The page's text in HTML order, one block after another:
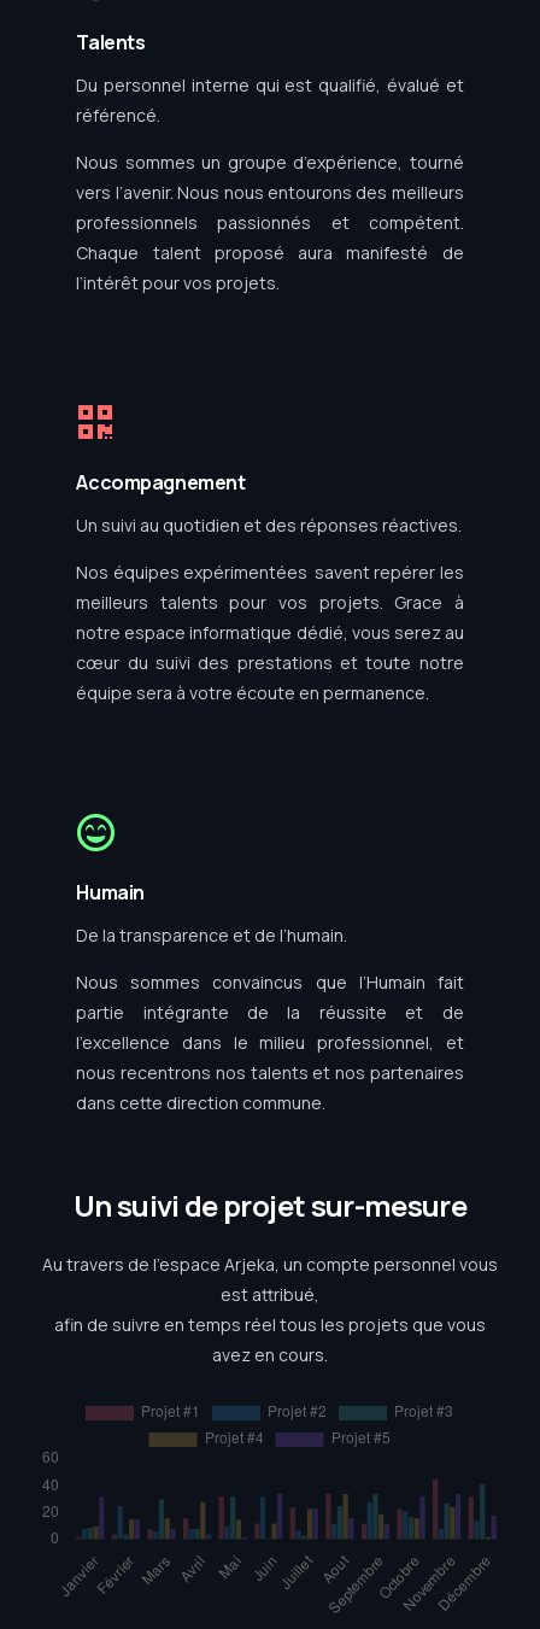
Talents
Du personnel interne qui est qualifié, évalué et
référencé.
Nous sommes un groupe d’expérience, tourné
vers l’avenir. Nous nous entourons des meilleurs
professionnels passionnés et compétent.
Chaque talent proposé aura manifesté de
l’intérêt pour vos projets.
Accompagnement
Un suivi au quotidien et des réponses réactives.
Nos équipes expérimentées savent repérer les
meilleurs talents pour vos projets. Grace à
notre espace informatique dédié, vous serez au
cœur du suivi des prestations et toute notre
équipe sera à votre écoute en permanence.
Humain
De la transparence et de l’humain.
Nous sommes convaincus que l’Humain fait
partie intégrante de la réussite et de
l’excellence dans le milieu professionnel, et
nous recentrons nos talents et nos partenaires
dans cette direction commune.
Un suivi de projet sur-mesure
Au travers de l’espace Arjeka, un compte personnel vous
est attribué,
afin de suivre en temps réel tous les projets que vous
avez en cours.